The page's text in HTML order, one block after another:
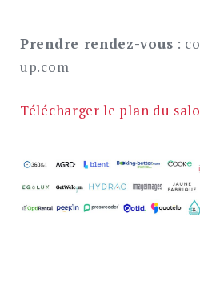
Prendre rendez-vous :
up.com
Télécharger le plan du